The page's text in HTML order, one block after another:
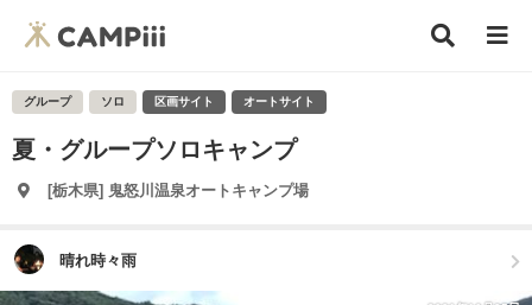
グループ ソロ 区画サイト オートサイト
夏・グループソロキャンプ
[栃木県] 鬼怒川温泉オートキャンプ場
晴れ時々雨